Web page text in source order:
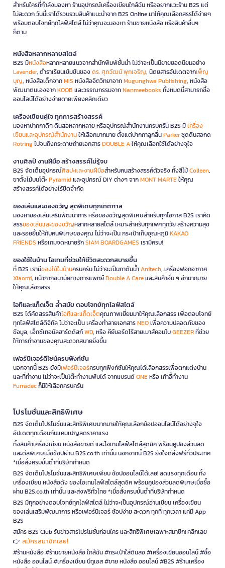
สำหรับใครที่กำลังมองหา ร้านอุปกรณ์เครื่องเขียนใกล้ฉัน หรืออยากแวะร้าน B2S แต่
ไม่สะดวก วันนี้เราได้รวบรวมสินค้าแนะนำจาก B2S Online มาให้คุณเลือกสรรได้ง่ายๆ
พร้อมตอบโจทย์ทุกไลฟ์สไตล์ ไม่ว่าคุณจะมองหา ร้านขายหนังสือ หรือสินค้าอื่นๆ
ก็ตาม
หนังสือหลากหลายสไตล์
B2S มีหนังสือหลากหลายแนวจากสำนักพิมพ์ชั้นนำ ไม่ว่าจะเป็นนิยายยอดนิยมอย่าง
Lavender, ตำราเรียนเข้มข้นของดร. ศุภวัฒน์ พุกเจริญ, นิตยสารอัปเดตจากเพ็ญ
บุญ, หนังสือเด็กจากMIS หนังสือจิตวิทยาจากMugunghwa Publishing, หนังสือ
พัฒนาตนเองจากKOOB และวรรณกรรมจากNanmeebooks ทั้งหมดนี้สามารถซื้อ
ออนไลน์ได้อย่างง่ายดายเพียงคลิกเดียว
เครื่องเขียนคู่ใจ ทุกการสร้างสรรค์
มองหาปากกาดีๆ ดินสอหลากหลาย หรืออุปกรณ์สำนักงานครบครัน B2S มีเครื่อง
เขียนและอุปกรณ์สำนักงานให้เลือกมากมาย ตั้งแต่ปากกาลูกลื่นParkerชุดดินสอกด
Rotringไปจนถึงกระดาษถ่ายเอกสารDOUBLE Aให้คุณเลือกใช้ได้อย่างจุใจ
งานศิลป์ งานฝีมือ สร้างสรรค์ไม่รู้จบ
B2S จัดเต็มอุปกรณ์ศิลปะและงานฝีมือสำหรับคนสร้างสรรค์ตัวจริง ทั้งสีไม้Colleen,
ขาตั้งไม้บนโต๊ะPyramidและอุปกรณ์ DIY ต่างๆ จากMONT MARTEให้คุณ
สร้างสรรค์ได้อย่างไร้ขีดจำกัด
ของเล่นและของขวัญ สุดพิเศษทุกเทศกาล
มองหาของเล่นเสริมพัฒนาการ หรือของขวัญสุดพิเศษสำหรับทุกโอกาส B2S เราคัด
สรรของเล่นและของขวัญหลากหลายสไตล์ เหมาะสำหรับทุกเพศทุกวัย สร้างความสุข
และรอยยิ้มให้กับคนพิเศษของคุณ ไม่ว่าจะเป็น กระเป๋าเก็บอุณหภูมิKAKAO
FRIENDS หรือเกมจดหมายรักSIAM BOARDGAMES เรามีครบ!
ของใช้ในบ้าน ไอเทมที่ช่วยให้ชีวิตสะดวกสบายขึ้น
ที่ B2S เรามีของใช้ในบ้านครบครัน ไม่ว่าจะเป็นกาต้มน้ำAnitech, เครื่องฟอกอากาศ
Xiaomi, หน้ากากอนามัยทางการแพทย์Double A Careและสินค้าอื่น ๆ อีกมากมาย
ให้คุณเลือกสรร
ไอทีและแก็ดเจ็ต ล้ำสมัย ตอบโจทย์ทุกไลฟ์สไตล์
B2S ได้คัดสรรสินค้าไอทีและแก็ดเจ็ตคุณภาพเยี่ยมมาให้คุณเลือกสรร เพื่อตอบโจทย์
ทุกไลฟ์สไตล์ดิจิทัล ไม่ว่าจะเป็น เครื่องทำลายเอกสารNEOเพื่อความปลอดภัยของ
ข้อมูล, เอ็กซ์เทอนัลฮาร์ดดิสก์WD, หรือ คีย์บอร์ดไร้สายเมาส์คอมโบGEEZERที่ช่วย
ให้การทำงานของคุณสะดวกสบายยิ่งขึ้น
เฟอร์นิเจอร์ดีไซน์ครบฟังก์ชั่น
นอกจากนี้ B2S ยังมีเฟอร์นิเจอร์ครบทุกฟังก์ชันให้คุณได้เลือกสรรเพื่อตกแต่งบ้าน
และที่ทำงาน ไม่ว่าจะเป็นโต๊ะทำงานพับได้ จากแบรนด์ONEหรือ เก้าอี้ทำงาน
Furradecก็มีให้เลือกครบครัน
โปรโมชั่นและสิทธิพิเศษ
B2S จัดเต็มโปรโมชั่นและสิทธิพิเศษมากมายให้คุณเลือกช้อปออนไลน์ได้อย่างจุใจ
อัปเดตทุกเดือนกับแคมเปญลดราคาแรง
ทั้งสินค้าเครื่องเขียน หนังสือขายดี และไอเทมไลฟ์สไตล์สุดชิค พร้อมคูปองส่วนลด
และดีลพิเศษเมื่อช้อปผ่าน B2S.co.th เท่านั้น นอกจากนี้ B2S ยังใจดีส่งฟรีทั่วประเทศ
*เมื่อสั่งครบขั้นต่ำที่บริษัทกำหนด
B2S จัดเต็มโปรโมชั่นและสิทธิพิเศษเพียบ ช้อปออนไลน์ได้เลย! ลดแรงทุกเดือน ทั้ง
เครื่องเขียน หนังสือดัง ของไอเทมไลฟ์สไตล์สุดชิค พร้อมคูปองส่วนลดพิเศษเมื่อซื้อ
ผ่าน B2S.co.th เท่านั้น และส่งฟรีทั่วไทย *เมื่อสั่งครบขั้นต่ำที่บริษัทกำหนด
B2S มีทุกอย่างตอบโจทย์ทุกไลฟ์สไตล์ ไม่ว่าจะเป็นอุปกรณ์อ่านเขียน เครื่องเขียน
ของเล่นเสริมพัฒนาการ หรือเฟอร์นิเจอร์ ช้อปง่าย สะดวก ทุกที่ ทุกเวลา แค่มี App
B2S
สมัคร B2S Club รับข่าวสารโปรโมชั่นก่อนใคร และสิทธิพิเศษเฉพาะสมาชิก! คลิกเลย
👉 สมัครสมาชิกเลย!
#ร้านหนังสือ #ร้านขายหนังสือ ใกล้ฉัน #กระเป๋าใส่ดินสอ #เครื่องเขียนออนไลน์ #ซื้อ
หนังสือ ออนไลน์ #เครื่องเขียน บีทูเอส #ขาย หนังสือ ออนไลน์ #B2S #ร้านเครื่อง